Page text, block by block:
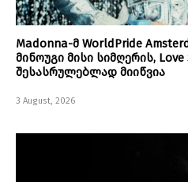
Madonna-მ WorldPride
მინოუგი მისი სიმღერის,
შესასრულებლად მიიწვია
3 August, 2026